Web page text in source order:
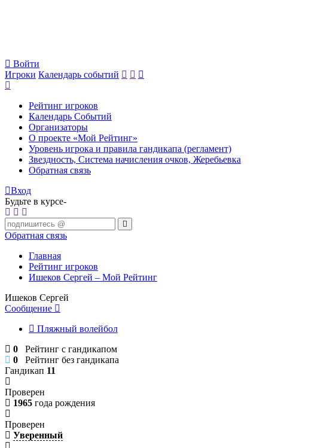
Войти
Игроки Календарь событий
Рейтинг игроков
Календарь Событий
Организаторы
О проекте «Мой Рейтинг»
Уровень игрока и правила гандикапа (регламент)
Звездность, Система начисления очков, Жеребьевка
Обратная связь
Вход
Будьте в курсе-
Обратная связь
Главная
Рейтинг игроков
Ишеков Сергей – Мой Рейтинг
Ишеков Сергей
Сообщение
Пляжный волейбол
0 Рейтинг с гандикапом
0 Рейтинг без гандикапа
Гандикап 11
Проверен
1965 года рождения
Проверен
Уверенный